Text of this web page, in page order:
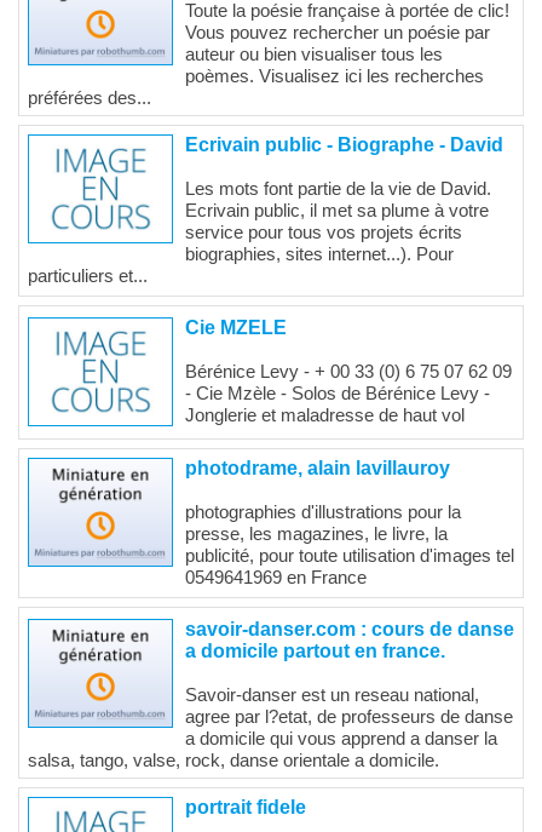
Toute la poésie française à portée de clic!
Vous pouvez rechercher un poésie par
auteur ou bien visualiser tous les
poèmes. Visualisez ici les recherches
préférées des...
Ecrivain public - Biographe - David
Les mots font partie de la vie de David.
Ecrivain public, il met sa plume à votre
service pour tous vos projets écrits
biographies, sites internet...). Pour
particuliers et...
Cie MZELE
Bérénice Levy - + 00 33 (0) 6 75 07 62 09
- Cie Mzèle - Solos de Bérénice Levy -
Jonglerie et maladresse de haut vol
photodrame, alain lavillauroy
photographies d'illustrations pour la
presse, les magazines, le livre, la
publicité, pour toute utilisation d'images tel
0549641969 en France
savoir-danser.com : cours de danse
a domicile partout en france.
Savoir-danser est un reseau national,
agree par l?etat, de professeurs de danse
a domicile qui vous apprend a danser la
salsa, tango, valse, rock, danse orientale a domicile.
portrait fidele